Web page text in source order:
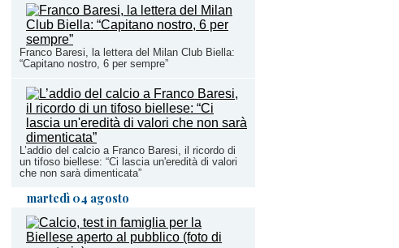
Franco Baresi, la lettera del Milan Club Biella:
“Capitano nostro, 6 per sempre”
L’addio del calcio a Franco Baresi, il ricordo di
un tifoso biellese: “Ci lascia un'eredità di valori
che non sarà dimenticata”
martedì 04 agosto